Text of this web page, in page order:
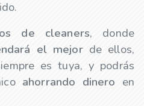
de cleaners, donde
el mejorde ellos,
es tuya, y podrás
ahorrando dinero en